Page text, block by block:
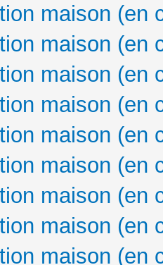
maison (en
maison (en
maison (en
maison (en
maison (en
maison (en
maison (en
maison (en
maison (en